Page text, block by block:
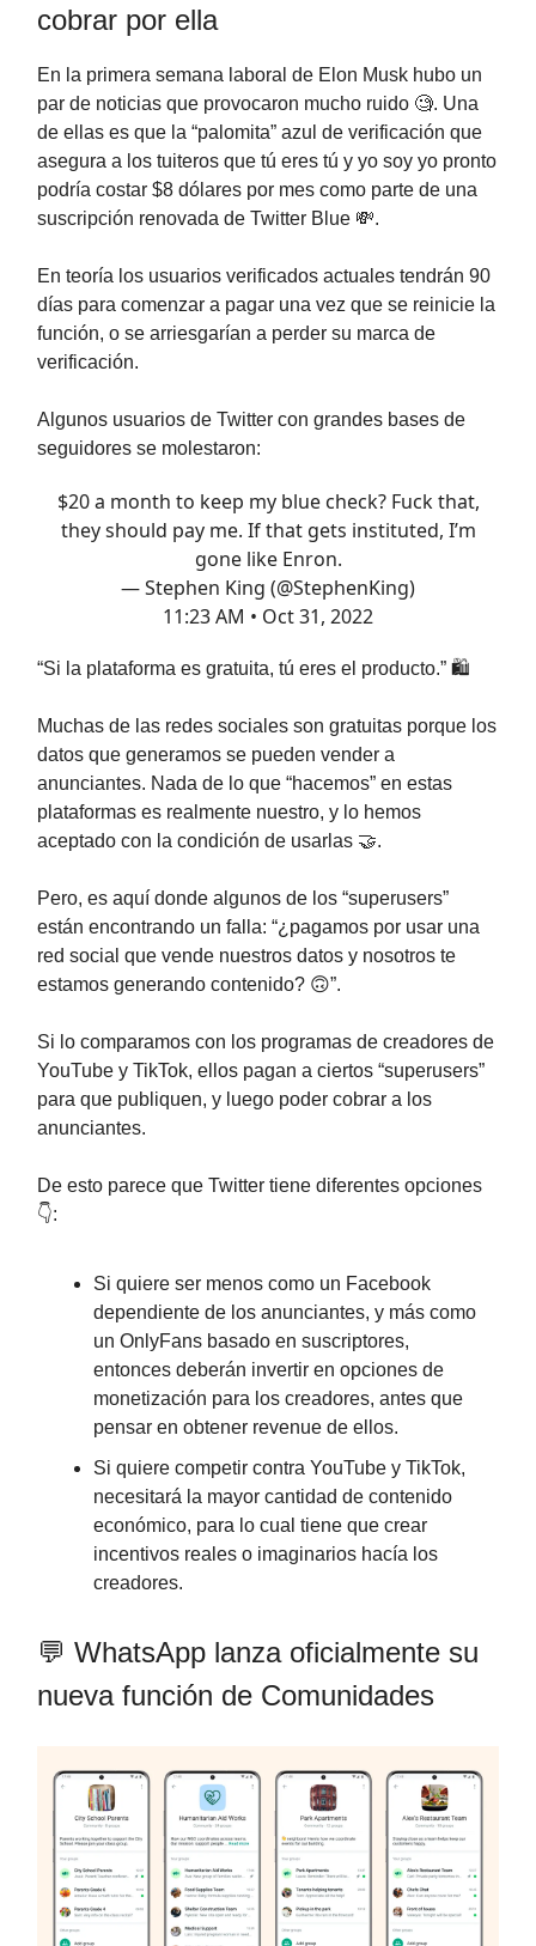
cobrar por ella
En la primera semana laboral de Elon Musk hubo un
par de noticias que provocaron mucho ruido 🧐. Una
de ellas es que la “palomita” azul de verificación que
asegura a los tuiteros que tú eres tú y yo soy yo pronto
podría costar $8 dólares por mes como parte de una
suscripción renovada de Twitter Blue 💸.
En teoría los usuarios verificados actuales tendrán 90
días para comenzar a pagar una vez que se reinicie la
función, o se arriesgarían a perder su marca de
verificación.
Algunos usuarios de Twitter con grandes bases de
seguidores se molestaron:
$20 a month to keep my blue check? Fuck that,
they should pay me. If that gets instituted, I’m
gone like Enron.
— Stephen King (@StephenKing)
11:23 AM • Oct 31, 2022
“Si la plataforma es gratuita, tú eres el producto.” 🛍️
Muchas de las redes sociales son gratuitas porque los
datos que generamos se pueden vender a
anunciantes. Nada de lo que “hacemos” en estas
plataformas es realmente nuestro, y lo hemos
aceptado con la condición de usarlas 🤝.
Pero, es aquí donde algunos de los “superusers”
están encontrando un falla: “¿pagamos por usar una
red social que vende nuestros datos y nosotros te
estamos generando contenido? 🙃”.
Si lo comparamos con los programas de creadores de
YouTube y TikTok, ellos pagan a ciertos “superusers”
para que publiquen, y luego poder cobrar a los
anunciantes.
De esto parece que Twitter tiene diferentes opciones
👇:
Si quiere ser menos como un Facebook
dependiente de los anunciantes, y más como
un OnlyFans basado en suscriptores,
entonces deberán invertir en opciones de
monetización para los creadores, antes que
pensar en obtener revenue de ellos.
Si quiere competir contra YouTube y TikTok,
necesitará la mayor cantidad de contenido
económico, para lo cual tiene que crear
incentivos reales o imaginarios hacía los
creadores.
💬 WhatsApp lanza oficialmente su
nueva función de Comunidades